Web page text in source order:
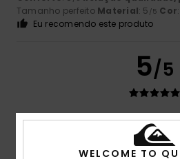
Tamanho perfeito Material: 5 /5 Cor
Eu recomendo este produto
5/5
O tamanho é bastante largo;
com um estilo mais descontraído
WELCOME TO